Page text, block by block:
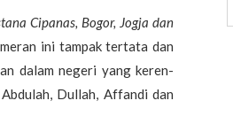
Cipanas, Bogor, Jogja dan
ini tampak tertata dan
dalam negeri yang keren-
Dullah, Affandi dan